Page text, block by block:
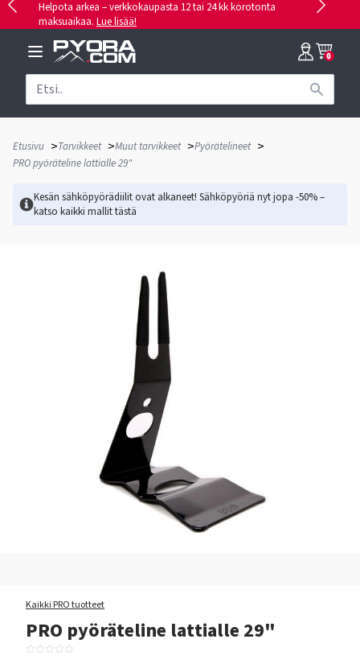
Helpota arkea – verkkokaupasta 12 tai 24 kk korotonta
maksuaikaa. Lue lisää!
0
Etusivu >Tarvikkeet >Muut tarvikkeet >Pyörätelineet >
PRO pyöräteline lattialle 29"
Kesän sähköpyörädiilit ovat alkaneet! Sähköpyöriä nyt jopa -50% –
katso kaikki mallittästä
Kaikki PRO tuotteet
PRO pyöräteline lattialle 29"